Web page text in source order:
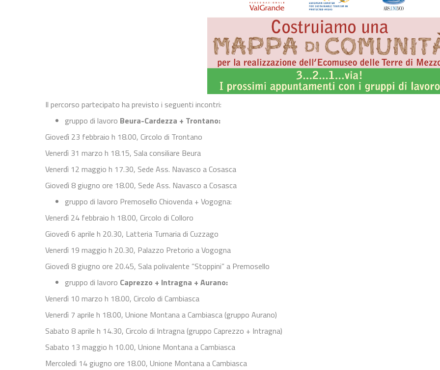
Il percorso partecipato ha previsto i seguenti incontri:
gruppo di lavoro Beura-Cardezza + Trontano:
Giovedì 23 febbraio h 18.00, Circolo di Trontano
Venerdì 31 marzo h 18.15, Sala consiliare Beura
Venerdì 12 maggio h 17.30, Sede Ass. Navasco a Cosasca
Giovedì 8 giugno ore 18.00, Sede Ass. Navasco a Cosasca
gruppo di lavoro Premosello Chiovenda + Vogogna:
Venerdì 24 febbraio h 18.00, Circolo di Colloro
Giovedì 6 aprile h 20.30, Latteria Turnaria di Cuzzago
Venerdì 19 maggio h 20.30, Palazzo Pretorio a Vogogna
Giovedì 8 giugno ore 20.45, Sala polivalente “Stoppini” a Premosello
gruppo di lavoro Caprezzo + Intragna + Aurano:
Venerdì 10 marzo h 18.00, Circolo di Cambiasca
Venerdì 7 aprile h 18.00, Unione Montana a Cambiasca (gruppo Aurano)
Sabato 8 aprile h 14.30, Circolo di Intragna (gruppo Caprezzo + Intragna)
Sabato 13 maggio h 10.00, Unione Montana a Cambiasca
Mercoledì 14 giugno ore 18.00, Unione Montana a Cambiasca